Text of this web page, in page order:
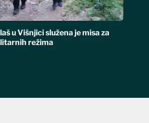
u Višnjici služena je misa za
režima